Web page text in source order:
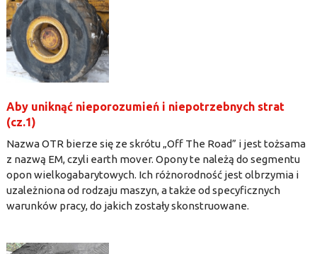
Aby uniknąć nieporozumień i niepotrzebnych strat
(cz.1)
Nazwa OTR bierze się ze skrótu „Off The Road” i jest tożsama
z nazwą EM, czyli earth mover. Opony te należą do segmentu
opon wielkogabarytowych. Ich różnorodność jest olbrzymia i
uzależniona od rodzaju maszyn, a także od specyficznych
warunków pracy, do jakich zostały skonstruowane.